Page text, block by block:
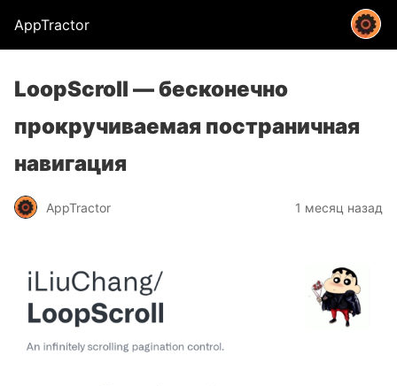
AppTractor
LoopScroll — бесконечно
прокручиваемая постраничная
навигация
AppTractor 1 месяц назад